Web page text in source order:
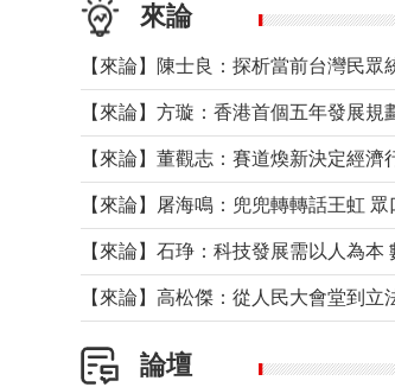
來論
【來論】董觀志：賽道煥新決定經濟
論壇